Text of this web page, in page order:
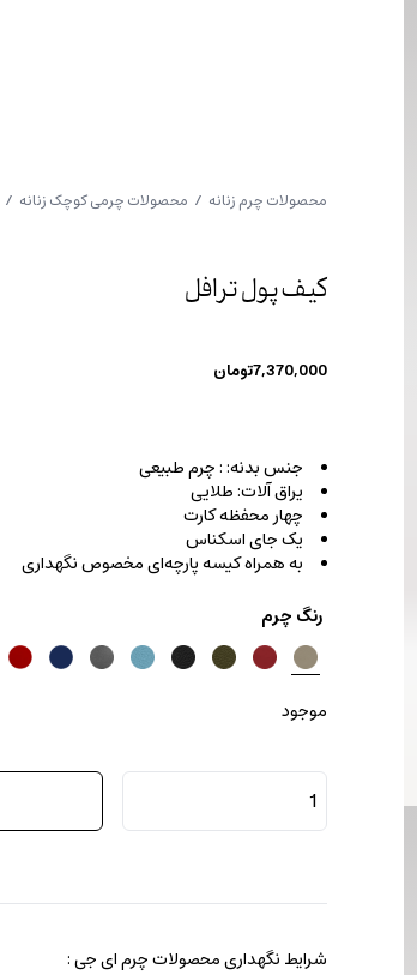
محصولات چرم زنانه / محصولات چرمی کوچک زنانه /
کیف پول ترافل
7,370,000تومان
جنس بدنه: : چرم طبیعی
یراق آلات: طلایی
چهار محفظه کارت
یک جای اسکناس
به همراه کیسه پارچه‌ای مخصوص نگهداری
رنگ چرم
موجود
کیف
پول
ترافل
شرایط نگهداری محصولات چرم ای جی :